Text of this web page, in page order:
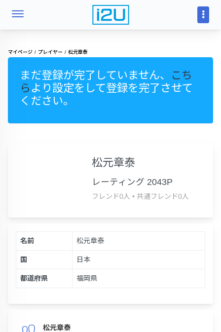
マイページ プレイヤー 松元章泰
まだ登録が完了していません、
こち
ら より設定をして登録を完了させて
ください。
松元章泰
レーティング 2043P
フレンド0人 • 共通フレンド0人
名前 松元章泰
国 日本
都道府県 福岡県
松元章泰